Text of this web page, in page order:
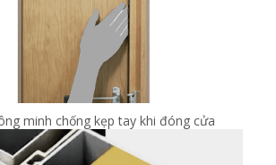
minh chống kẹp tay khi đóng cửa